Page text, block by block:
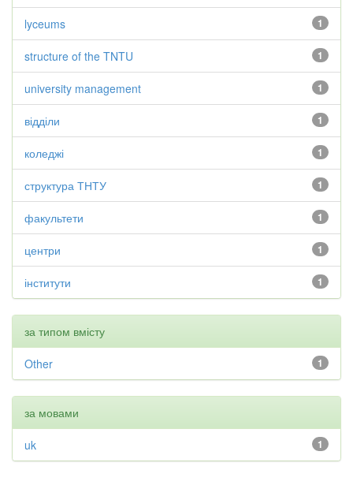
1
lyceums
1
structure of the TNTU
1
university management
1
відділи
1
коледжі
1
структура ТНТУ
1
факультети
1
центри
1
інститути
за типом вмісту
1
Other
за мовами
1
uk